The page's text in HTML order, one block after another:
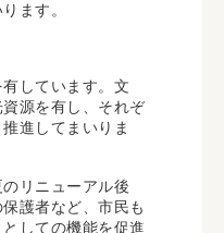
ます。
しています。文
源を有し、それぞ
進してまいりま
リニューアル後
護者など、市民も
しての機能を促進